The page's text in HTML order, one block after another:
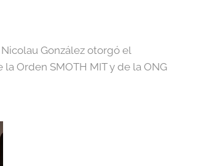
González otorgó el
Orden SMOTH MIT y de la ONG